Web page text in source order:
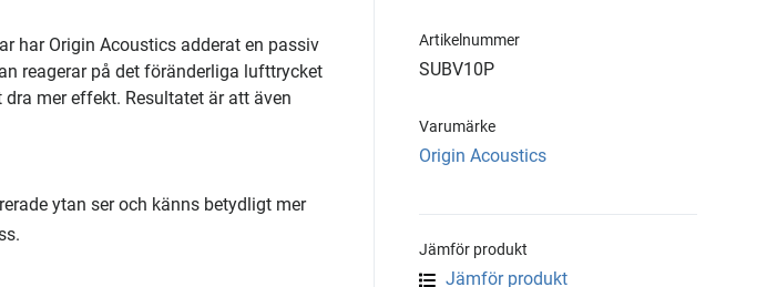
har Origin Acoustics adderat en passiv
reagerar på det föränderliga lufttrycket
mer effekt. Resultatet är att även
ytan ser och känns betydligt mer
Artikelnummer
SUBV10P
Varumärke
Origin Acoustics
Jämför produkt
Jämför produkt